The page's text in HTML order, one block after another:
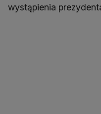
wystąpienia